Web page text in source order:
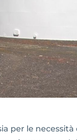
per le necessità